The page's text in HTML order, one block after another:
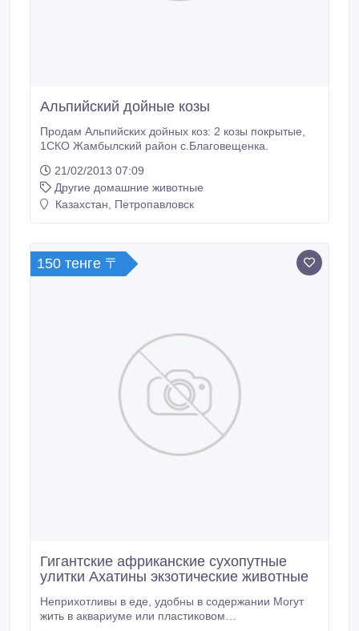
Альпийский дойные козы
Продам Альпийских дойных коз: 2 козы покрытые,
1СКО Жамбылский район с.Благовещенка.
21/02/2013 07:09
Другие домашние животные
Казахстан, Петропавловск
150 тенге 〒
Гигантские африканские сухопутные
улитки Ахатины экзотические животные
Неприхотливы в еде, удобны в содержании Могут
жить в аквариуме или пластиковом